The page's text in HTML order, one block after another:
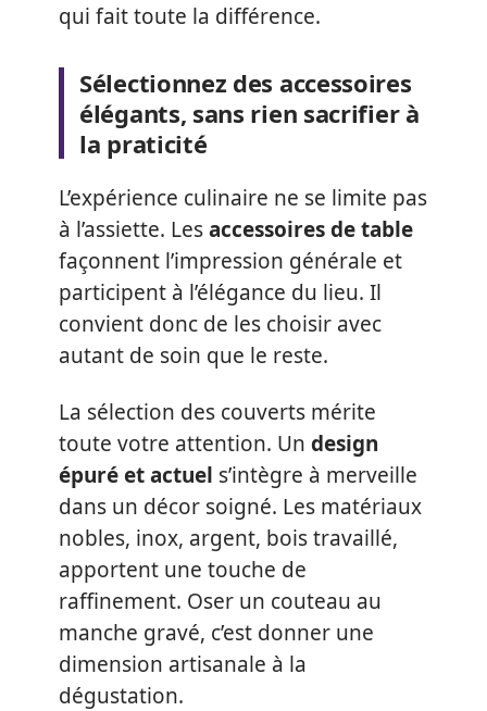
qui fait toute la différence.
Sélectionnez des accessoires
élégants, sans rien sacrifier à
la praticité
L’expérience culinaire ne se limite pas
à l’assiette. Lesaccessoires de table
façonnent l’impression générale et
participent à l’élégance du lieu. Il
convient donc de les choisir avec
autant de soin que le reste.
La sélection des couverts mérite
toute votre attention. Un design
épuré et actuel s’intègre à merveille
dans un décor soigné. Les matériaux
nobles, inox, argent, bois travaillé,
apportent une touche de
raffinement. Oser un couteau au
manche gravé, c’est donner une
dimension artisanale à la
dégustation.